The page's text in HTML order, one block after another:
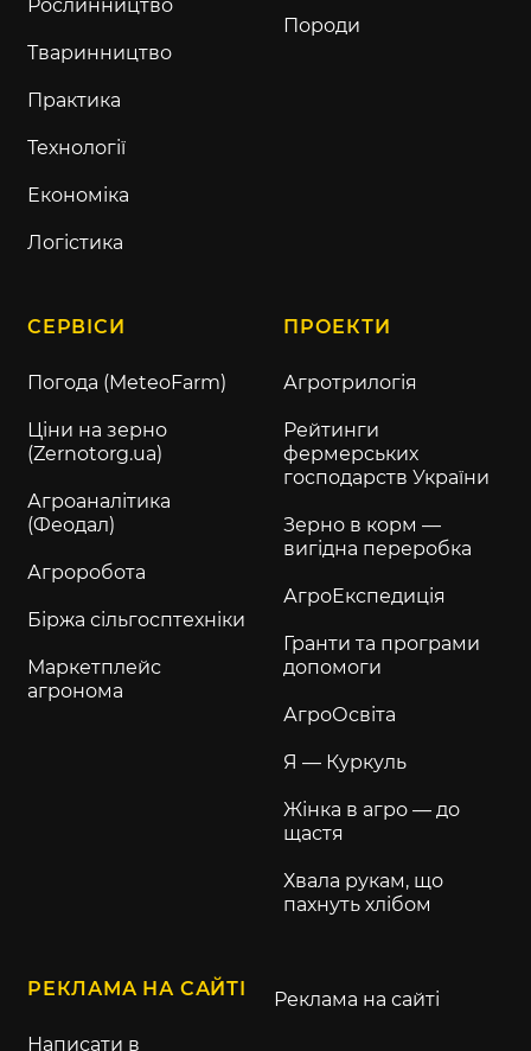
Рослинництво
Тваринництво
Практика
Технології
Економіка
Логістика
Породи
СЕРВІСИ
Погода (MeteoFarm)
Ціни на зерно
(Zernotorg.ua)
Агроаналітика
(Феодал)
Агроробота
Біржа сільгосптехніки
Маркетплейс
агронома
ПРОЕКТИ
Агротрилогія
Рейтинги
фермерських
господарств України
Зерно в корм —
вигідна переробка
АгроЕкспедиція
Гранти та програми
допомоги
АгроОсвіта
Я — Куркуль
Жінка в агро — до
щастя
Хвала рукам, що
пахнуть хлібом
РЕКЛАМА НА САЙТІ
Написати в
Реклама на сайті